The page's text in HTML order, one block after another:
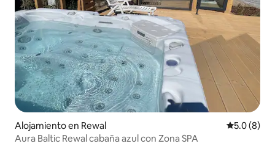
Alojamiento en Rewal
5.0 (8)
Aura Baltic Rewal cabaña azul con Zona SPA